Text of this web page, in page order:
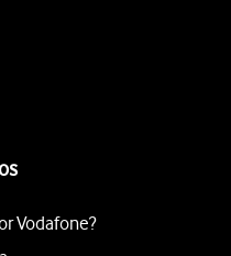
Vodafone?